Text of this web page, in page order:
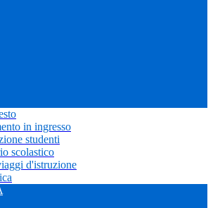
in ingresso
studenti
scolastico
d'istruzione